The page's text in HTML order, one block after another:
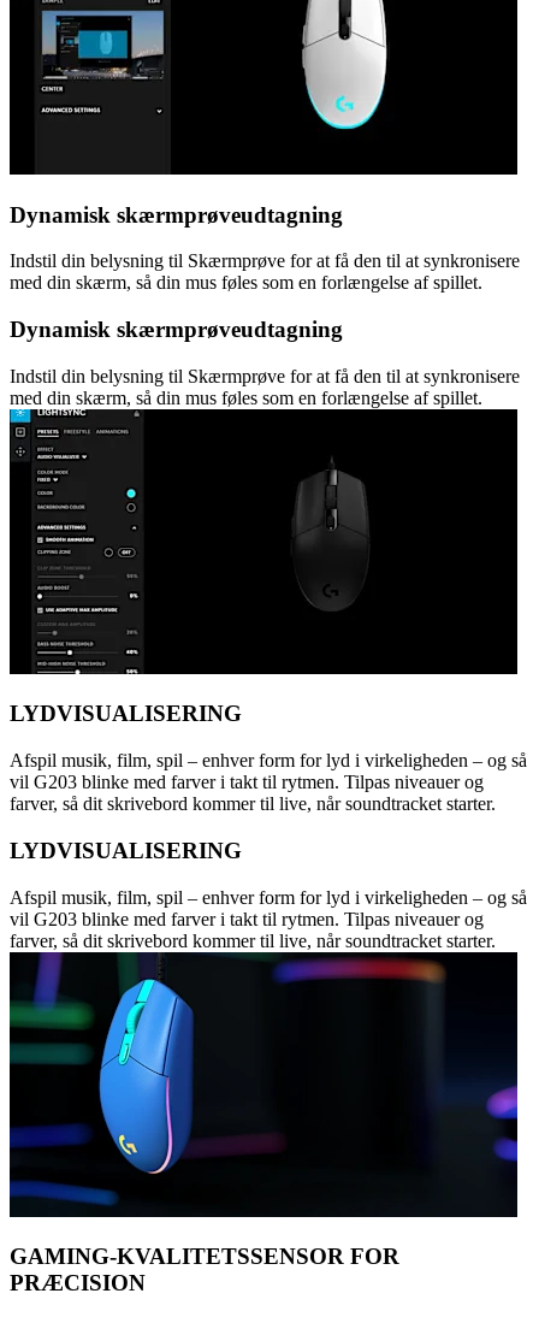
Dynamisk skærmprøveudtagning
Indstil din belysning til Skærmprøve for at få den til at synkronisere
med din skærm, så din mus føles som en forlængelse af spillet.
Dynamisk skærmprøveudtagning
Indstil din belysning til Skærmprøve for at få den til at synkronisere
med din skærm, så din mus føles som en forlængelse af spillet.
LYDVISUALISERING
Afspil musik, film, spil – enhver form for lyd i virkeligheden – og så
vil G203 blinke med farver i takt til rytmen. Tilpas niveauer og
farver, så dit skrivebord kommer til live, når soundtracket starter.
LYDVISUALISERING
Afspil musik, film, spil – enhver form for lyd i virkeligheden – og så
vil G203 blinke med farver i takt til rytmen. Tilpas niveauer og
farver, så dit skrivebord kommer til live, når soundtracket starter.
GAMING-KVALITETSSENSOR FOR
PRÆCISION